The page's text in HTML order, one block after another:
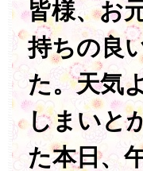
皆様、お
持ちの良
た。天気
しまいと
た本日、